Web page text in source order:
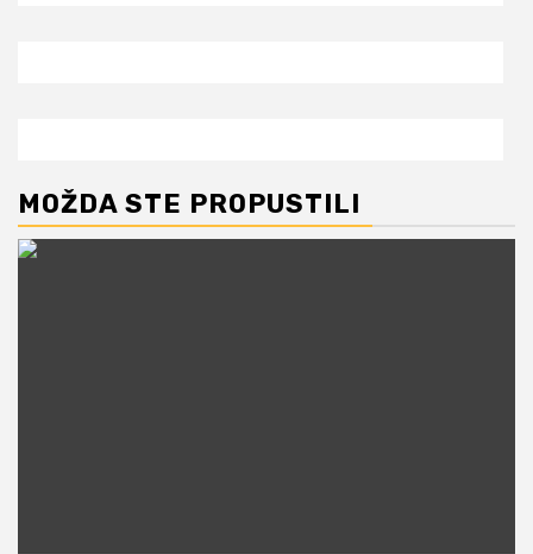
MOŽDA STE PROPUSTILI